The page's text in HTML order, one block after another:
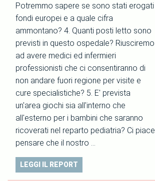
Potremmo sapere se sono stati erogati
fondi europei e a quale cifra
ammontano? 4. Quanti posti letto sono
previsti in questo ospedale? Riusciremo
ad avere medici ed infermieri
professionisti che ci consentiranno di
non andare fuori regione per visite e
cure specialistiche? 5. E' prevista
un'area giochi sia all'interno che
all'esterno per i bambini che saranno
ricoverati nel reparto pediatria? Ci piace
pensare che il nostro …
LEGGI IL REPORT